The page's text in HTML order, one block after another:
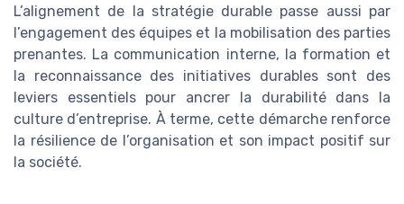
L’alignement de la stratégie durable passe aussi par
l’engagement des équipes et la mobilisation des parties
prenantes. La communication interne, la formation et
la reconnaissance des initiatives durables sont des
leviers essentiels pour ancrer la durabilité dans la
culture d’entreprise. À terme, cette démarche renforce
la résilience de l’organisation et son impact positif sur
la société.